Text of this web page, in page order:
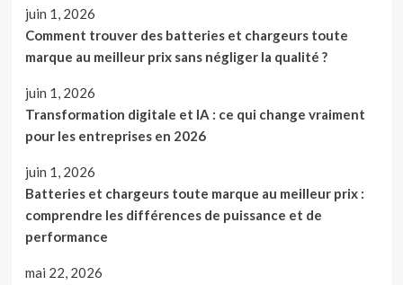
juin 1, 2026
Comment trouver des batteries et chargeurs toute
marque au meilleur prix sans négliger la qualité ?
juin 1, 2026
Transformation digitale et IA : ce qui change vraiment
pour les entreprises en 2026
juin 1, 2026
Batteries et chargeurs toute marque au meilleur prix :
comprendre les différences de puissance et de
performance
mai 22, 2026